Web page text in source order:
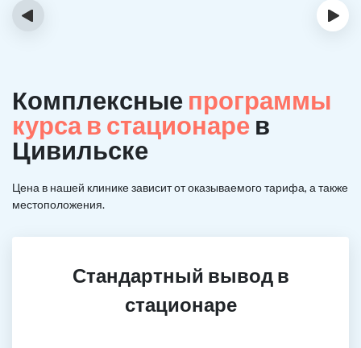
‹ ›
Комплексные программы
курса в стационаре в
Цивильске
Цена в нашей клинике зависит от оказываемого тарифа, а также
местоположения.
Стандартный вывод в
стационаре